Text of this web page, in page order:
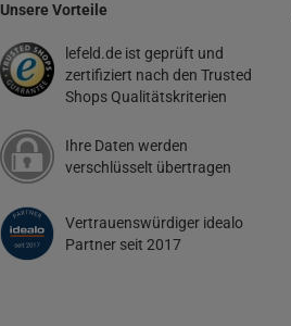
Unsere Vorteile
lefeld.de ist geprüft und
zertifiziert nach den Trusted
Shops Qualitätskriterien
Ihre Daten werden
verschlüsselt übertragen
Vertrauenswürdiger idealo
Partner seit 2017